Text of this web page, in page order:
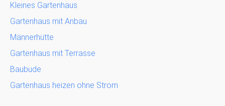
Kleines Gartenhaus
Gartenhaus mit Anbau
Männerhütte
Gartenhaus mit Terrasse
Baubude
Gartenhaus heizen ohne Strom